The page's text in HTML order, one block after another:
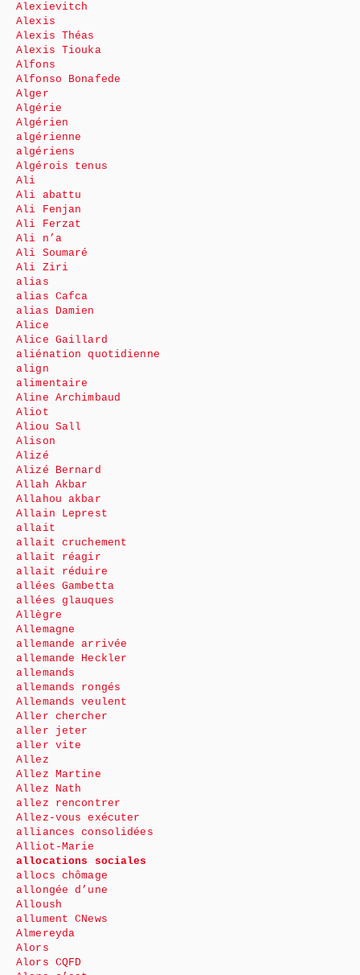
Alexievitch
Alexis
Alexis Théas
Alexis Tiouka
Alfons
Alfonso Bonafede
Alger
Algérie
Algérien
algérienne
algériens
Algérois tenus
Ali
Ali abattu
Ali Fenjan
Ali Ferzat
Ali n’a
Ali Soumaré
Ali Ziri
alias
alias Cafca
alias Damien
Alice
Alice Gaillard
aliénation quotidienne
align
alimentaire
Aline Archimbaud
Aliot
Aliou Sall
Alison
Alizé
Alizé Bernard
Allah Akbar
Allahou akbar
Allain Leprest
allait
allait cruchement
allait réagir
allait réduire
allées Gambetta
allées glauques
Allègre
Allemagne
allemande arrivée
allemande Heckler
allemands
allemands rongés
Allemands veulent
Aller chercher
aller jeter
aller vite
Allez
Allez Martine
Allez Nath
allez rencontrer
Allez-vous exécuter
alliances consolidées
Alliot-Marie
allocations sociales
allocs chômage
allongée d’une
Alloush
allument CNews
Almereyda
Alors
Alors CQFD